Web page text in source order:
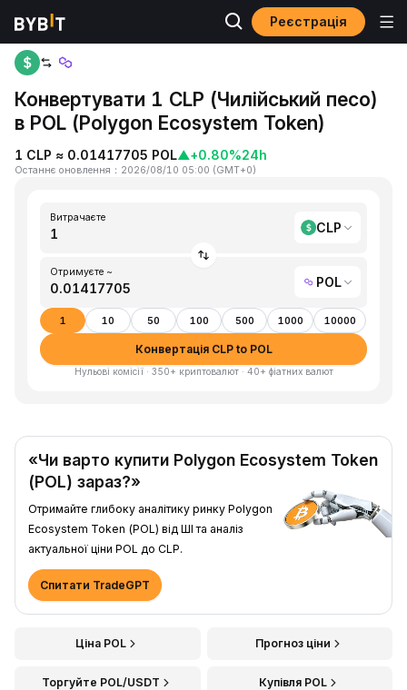
Реєстрація
Головна
Конвертувати 1 CLP (Чилійський песо)
в POL (Polygon Ecosystem Token)
1 CLP ≈ 0.01417705 POL▲+0.80%24h
Останнє оновлення ： 2026/08/10 05:00 (GMT+0)
Витрачаєте
CLP
Отримуєте ~
POL
1 10 50 100 500 1000 10000
Конвертація CLP to POL
Нульові комісії · 350+ криптовалют · 40+ фіатних валют
«Чи варто купити Polygon Ecosystem Token
(POL) зараз?»
Отримайте глибоку аналітику ринку Polygon
Ecosystem Token (POL) від ШІ та аналіз
актуальної ціни POL до CLP.
Спитати TradeGPT
Ціна POL Прогноз ціни
Торгуйте POL/USDT Купівля POL